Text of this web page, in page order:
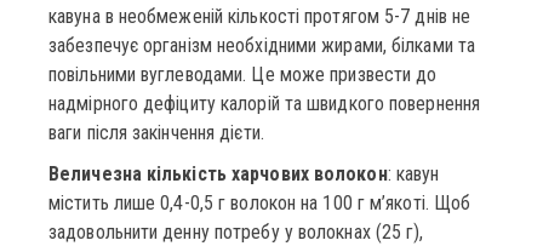
кавуна в необмеженій кількості протягом 5-7 днів не
забезпечує організм необхідними жирами, білками та
повільними вуглеводами. Це може призвести до
надмірного дефіциту калорій та швидкого повернення
ваги після закінчення дієти.
Величезна кількість харчових волокон: кавун
містить лише 0,4-0,5 г волокон на 100 г м’якоті. Щоб
задовольнити денну потребу у волокнах (25 г),